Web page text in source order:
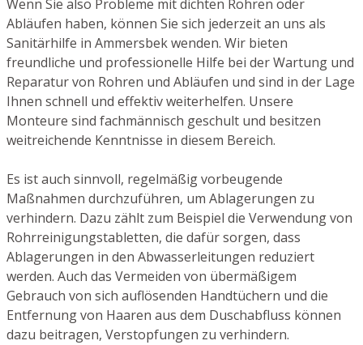
Wenn Sie also Probleme mit dichten Rohren oder
Abläufen haben, können Sie sich jederzeit an uns als
Sanitärhilfe in Ammersbek wenden. Wir bieten
freundliche und professionelle Hilfe bei der Wartung und
Reparatur von Rohren und Abläufen und sind in der Lage
Ihnen schnell und effektiv weiterhelfen. Unsere
Monteure sind fachmännisch geschult und besitzen
weitreichende Kenntnisse in diesem Bereich.
Es ist auch sinnvoll, regelmäßig vorbeugende
Maßnahmen durchzuführen, um Ablagerungen zu
verhindern. Dazu zählt zum Beispiel die Verwendung von
Rohrreinigungstabletten, die dafür sorgen, dass
Ablagerungen in den Abwasserleitungen reduziert
werden. Auch das Vermeiden von übermäßigem
Gebrauch von sich auflösenden Handtüchern und die
Entfernung von Haaren aus dem Duschabfluss können
dazu beitragen, Verstopfungen zu verhindern.